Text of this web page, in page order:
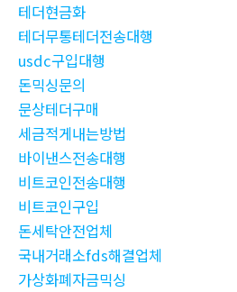
테더현금화
테더무통테더전송대행
usdc구입대행
돈믹싱문의
문상테더구매
세금적게내는방법
바이낸스전송대행
비트코인전송대행
비트코인구입
돈세탁안전업체
국내거래소fds해결업체
가상화폐자금믹싱